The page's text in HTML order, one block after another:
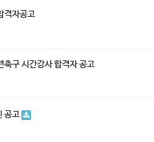
격자공고
구 시간강사 합격자 공고
공고